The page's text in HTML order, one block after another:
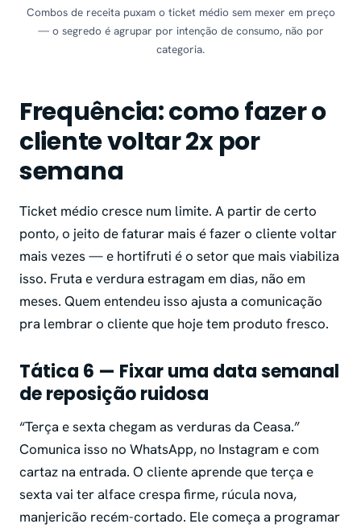
Combos de receita puxam o ticket médio sem mexer em preço
— o segredo é agrupar por intenção de consumo, não por
categoria.
Frequência: como fazer o
cliente voltar 2x por
semana
Ticket médio cresce num limite. A partir de certo
ponto, o jeito de faturar mais é fazer o cliente voltar
mais vezes — e hortifruti é o setor que mais viabiliza
isso. Fruta e verdura estragam em dias, não em
meses. Quem entendeu isso ajusta a comunicação
pra lembrar o cliente que hoje tem produto fresco.
Tática 6 — Fixar uma data semanal
de reposição ruidosa
“Terça e sexta chegam as verduras da Ceasa.”
Comunica isso no WhatsApp, no Instagram e com
cartaz na entrada. O cliente aprende que terça e
sexta vai ter alface crespa firme, rúcula nova,
manjericão recém-cortado. Ele começa a programar